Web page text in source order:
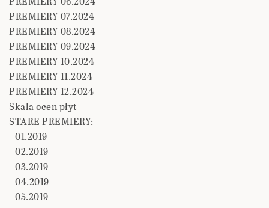
PREMIERY 07.2024
PREMIERY 08.2024
PREMIERY 09.2024
PREMIERY 10.2024
PREMIERY 11.2024
PREMIERY 12.2024
Skala ocen płyt
STARE PREMIERY:
01.2019
02.2019
03.2019
04.2019
05.2019